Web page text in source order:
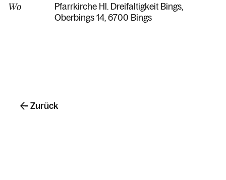
Wo
Pfarrkirche Hl. Dreifaltigkeit Bings
Oberbings 14 6700 Bings
Zurück